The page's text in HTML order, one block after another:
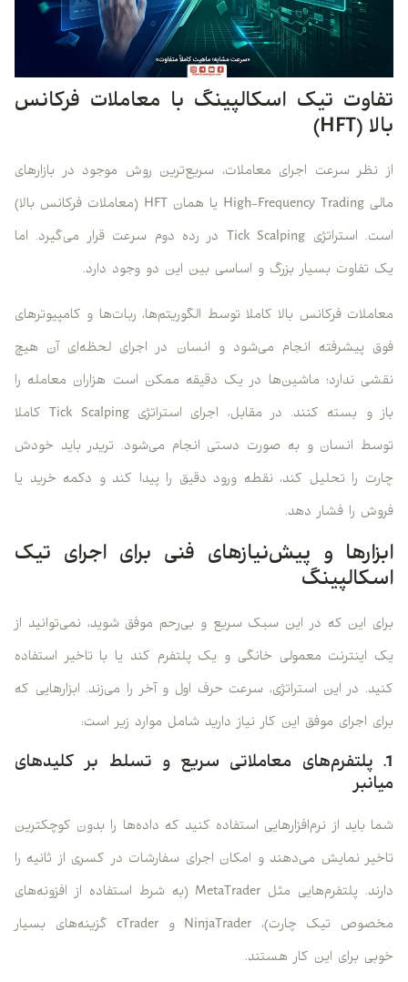
تفاوت تیک اسکالپینگ با معاملات فرکانس
بالا (HFT)
از نظر سرعت اجرای معاملات، سریع‌ترین روش موجود در بازارهای
مالی High-Frequency Trading یا همان HFT (معاملات فرکانس بالا)
است. استراتژی Tick Scalping در رده دوم سرعت قرار می‌گیرد. اما
یک تفاوت بسیار بزرگ و اساسی بین این دو وجود دارد.
معاملات فرکانس بالا کاملا توسط الگوریتم‌ها، ربات‌ها و کامپیوترهای
فوق پیشرفته انجام می‌شود و انسان در اجرای لحظه‌ای آن هیچ
نقشی ندارد؛ ماشین‌ها در یک دقیقه ممکن است هزاران معامله را
باز و بسته کنند. در مقابل، اجرای استراتژی Tick Scalping کاملا
توسط انسان و به صورت دستی انجام می‌شود. تریدر باید خودش
چارت را تحلیل کند، نقطه ورود دقیق را پیدا کند و دکمه خرید یا
فروش را فشار دهد.
ابزارها و پیش‌نیازهای فنی برای اجرای تیک
اسکالپینگ
برای این که در این سبک سریع و بی‌رحم موفق شوید، نمی‌توانید از
یک اینترنت معمولی خانگی و یک پلتفرم کند یا با تاخیر استفاده
کنید. در این استراتژی، سرعت حرف اول و آخر را می‌زند. ابزارهایی که
برای اجرای موفق این کار نیاز دارید شامل موارد زیر است:
1. پلتفرم‌های معاملاتی سریع و تسلط بر کلیدهای
میانبر
شما باید از نرم‌افزارهایی استفاده کنید که داده‌ها را بدون کوچکترین
تاخیر نمایش می‌دهند و امکان اجرای سفارشات در کسری از ثانیه را
دارند. پلتفرم‌هایی مثل MetaTrader (به شرط استفاده از افزونه‌های
مخصوص تیک چارت)، NinjaTrader و cTrader گزینه‌های بسیار
خوبی برای این کار هستند.